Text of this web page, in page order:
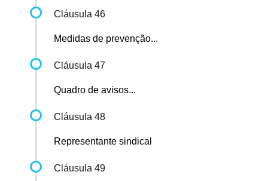
Cláusula 46
Medidas de prevenção...
Cláusula 47
Quadro de avisos...
Cláusula 48
Representante sindical
Cláusula 49